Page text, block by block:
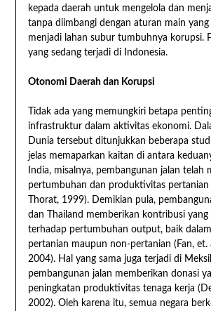
kepada daerah untuk mengelola dan
tanpa diimbangi dengan aturan main
menjadi lahan subur tumbuhnya korupsi.
yang sedang terjadi di Indonesia.
Otonomi Daerah dan Korupsi
Tidak ada yang memungkiri betapa
infrastruktur dalam aktivitas ekonomi.
Dunia tersebut ditunjukkan beberapa
jelas memaparkan kaitan di antara
India, misalnya, pembangunan jalan telah
pertumbuhan dan produktivitas pertanian
Thorat, 1999). Demikian pula,
dan Thailand memberikan kontribusi yang
terhadap pertumbuhan output, baik
pertanian maupun non-pertanian (Fan, et.
2004). Hal yang sama juga terjadi di
pembangunan jalan memberikan donasi
peningkatan produktivitas tenaga kerja
2002). Oleh karena itu, semua negara